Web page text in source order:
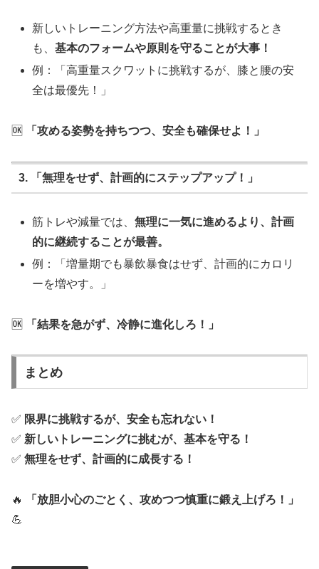
新しいトレーニング方法や高重量に挑戦するとき
も、基本のフォームや原則を守ることが大事！
例：「高重量スクワットに挑戦するが、膝と腰の安
全は最優先！」
🆗 「攻める姿勢を持ちつつ、安全も確保せよ！」
3. 「無理をせず、計画的にステップアップ！」
筋トレや減量では、無理に一気に進めるより、計画
的に継続することが最善。
例：「増量期でも暴飲暴食はせず、計画的にカロリ
ーを増やす。」
🆗 「結果を急がず、冷静に進化しろ！」
まとめ
✅ 限界に挑戦するが、安全も忘れない！
✅ 新しいトレーニングに挑むが、基本を守る！
✅ 無理をせず、計画的に成長する！
🔥
「放胆小心のごとく、攻めつつ慎重に鍛え上げろ！」
💪